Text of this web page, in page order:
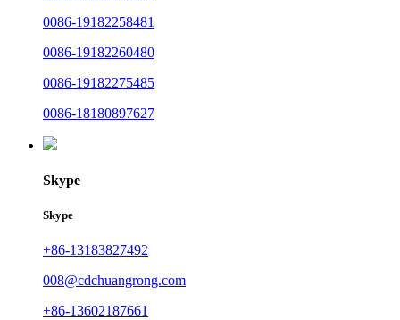
0086-19182258481
0086-19182260480
0086-19182275485
0086-18180897627
Skype
Skype
+86-13183827492
008@cdchuangrong.com
+86-13602187661